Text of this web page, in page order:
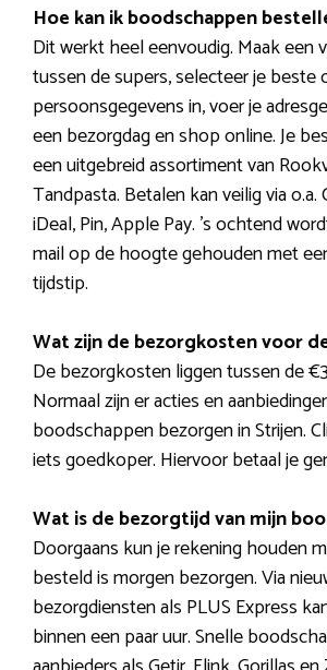
Hoe kan ik boodschappen
Dit werkt heel eenvoudig. Maak een
tussen de supers, selecteer je beste
persoonsgegevens in, voer je
een bezorgdag en shop online. Je
een uitgebreid assortiment van
Tandpasta. Betalen kan veilig via o.a.
iDeal, Pin, Apple Pay. ’s ochtend
mail op de hoogte gehouden met
tijdstip.
Wat zijn de bezorgkosten voor
De bezorgkosten liggen tussen de
Normaal zijn er acties en
boodschappen bezorgen in Strijen.
iets goedkoper. Hiervoor betaal je
Wat is de bezorgtijd van mijn
Doorgaans kun je rekening houden
besteld is morgen bezorgen. Via
bezorgdiensten als PLUS Express
binnen een paar uur. Snelle